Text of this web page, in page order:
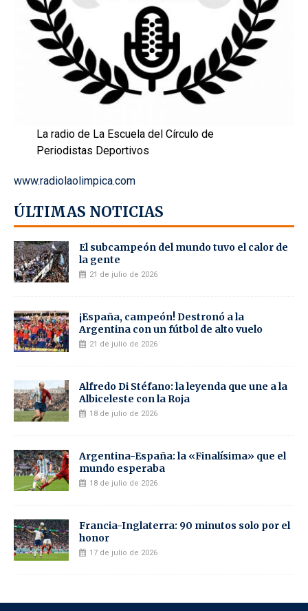
La radio de La Escuela del Círculo de
Periodistas Deportivos
www.radiolaolimpica.com
ÚLTIMAS NOTICIAS
El subcampeón del mundo tuvo el calor de
la gente
21 de julio de 2026
¡España, campeón! Destronó a la
Argentina con un fútbol de alto vuelo
21 de julio de 2026
Alfredo Di Stéfano: la leyenda que une a la
Albiceleste con la Roja
18 de julio de 2026
Argentina-España: la «Finalísima» que el
mundo esperaba
18 de julio de 2026
Francia-Inglaterra: 90 minutos solo por el
honor
17 de julio de 2026